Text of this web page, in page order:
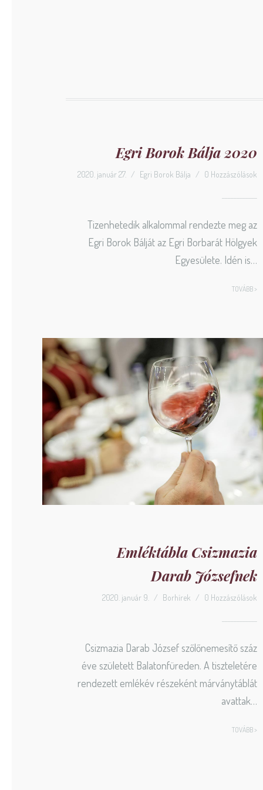
Egri Borok Bálja 2020
2020. január 27. / Egri Borok Bálja / 0 Hozzászólások
Tizenhetedik alkalommal rendezte meg az
Egri Borok Bálját az Egri Borbarát Hölgyek
Egyesülete. Idén is…
TOVÁBB >
Emléktábla Csizmazia
Darab Józsefnek
2020. január 9. / Borhírek / 0 Hozzászólások
Csizmazia Darab József szőlőnemesítő száz
éve született Balatonfüreden. A tiszteletére
rendezett emlékév részeként márványtáblát
avattak…
TOVÁBB >